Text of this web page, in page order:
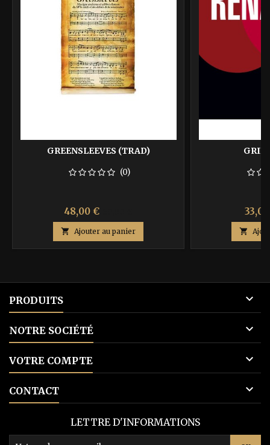
GREENSLEEVES (TRAD)
(0)
Prix
48,00 €
base
 Ajouter au panier
Prix

PRODUITS 
NOTRE SOCIÉTÉ 
VOTRE COMPTE 
CONTACT 
LETTRE D'INFORMATIONS